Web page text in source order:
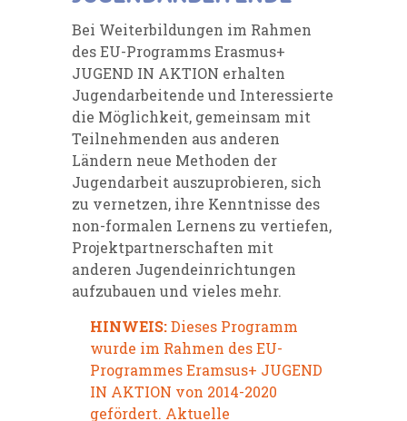
Bei Weiterbildungen im Rahmen
des EU-Programms Erasmus+
JUGEND IN AKTION erhalten
Jugendarbeitende und Interessierte
die Möglichkeit, gemeinsam mit
Teilnehmenden aus anderen
Ländern neue Methoden der
Jugendarbeit auszuprobieren, sich
zu vernetzen, ihre Kenntnisse des
non-formalen Lernens zu vertiefen,
Projektpartnerschaften mit
anderen Jugendeinrichtungen
aufzubauen und vieles mehr.
HINWEIS:Dieses Programm
wurde im Rahmen des EU-
Programmes Eramsus+ JUGEND
IN AKTION von 2014-2020
gefördert. Aktuelle